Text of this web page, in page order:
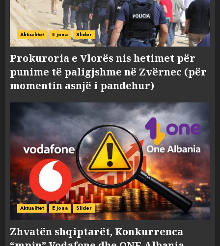
Aktualitet E jona Slider
Prokuroria e Vlorës nis hetimet për
punime të paligjshme në Zvërnec (për
momentin asnjë i pandehur)
Aktualitet E jona Slider
Zhvatën shqiptarët, Konkurrenca